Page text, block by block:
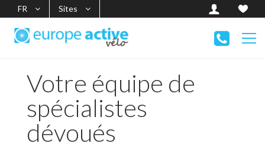
FR Sites
Votre équipe de
spécialistes
dévoués